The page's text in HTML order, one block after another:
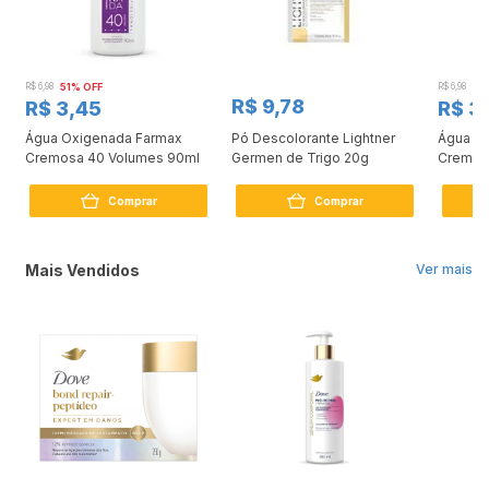
R$ 6,98 51% OFF
R$ 3,45
Água Oxigenada Farmax
Cremosa 40 Volumes 90ml
Comprar
R$ 9,78
Pó Descolorante Lightner
Germen de Trigo 20g
Comprar
R$ 6,98
R$
Água
Ver mais
Mais Vendidos